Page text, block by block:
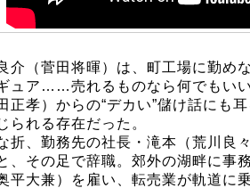
介（菅田将暉）は、町工場に勤め
ュア……売れるものなら何でもい
正孝）からの“デカい”儲け話に
られる存在だった。
折、勤務先の社長・滝本（荒川良
、その足で辞職。郊外の湖畔に事
平大兼）を雇い、転売業が軌道に